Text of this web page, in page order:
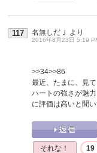
117 名無しだＪ より
2016年8月23日 5:19
>>34>>86
最近、たまに、見
ハートの強さが魅
に評価は高いと聞い
それな！ 19